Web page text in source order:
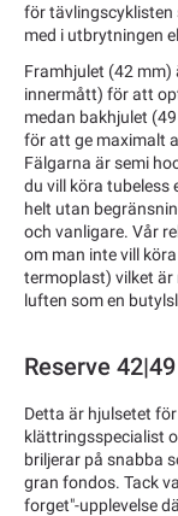
för tävlingscyklisten
med i utbrytningen
Framhjulet (42 mm)
innermått) för att
medan bakhjulet
för att ge maximalt
Fälgarna är semi
du vill köra tubeless
helt utan
och vanligare. Vår
om man inte vill
termoplast) vilket är
luften som en
Reserve 42|49
Detta är hjulsetet
klättringsspecialist
briljerar på snabba
gran fondos. Tack
forget"-upplevelse